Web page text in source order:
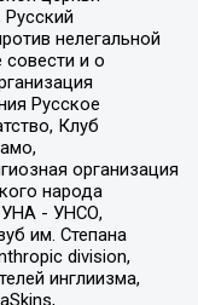
нелегальной
и о
Русское
Клуб
организация
народа
УНА - УНСО,
им. Степана
division,
инглиизма,